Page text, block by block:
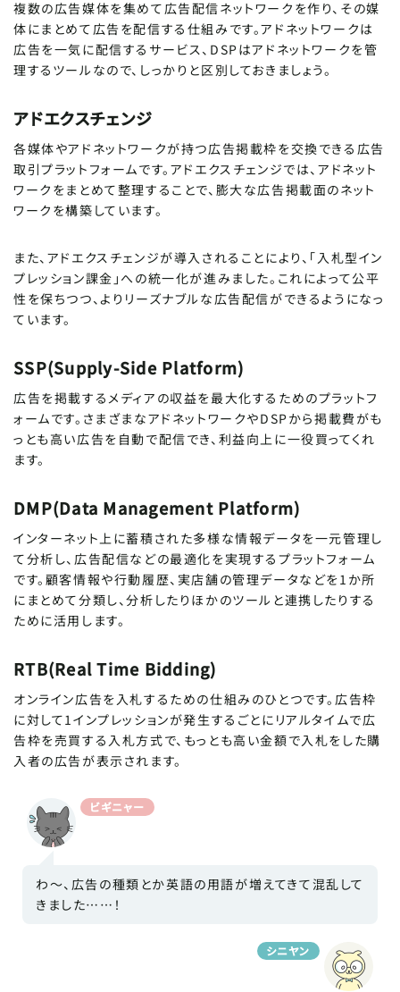
複数の広告媒体を集めて広告配信ネットワークを作り、その媒
体にまとめて広告を配信する仕組みです。アドネットワークは
広告を一気に配信するサービス、DSPはアドネットワークを管
理するツールなので、しっかりと区別しておきましょう。
アドエクスチェンジ
各媒体やアドネットワークが持つ広告掲載枠を交換できる広告
取引プラットフォームです。アドエクスチェンジでは、アドネット
ワークをまとめて整理することで、膨大な広告掲載面のネット
ワークを構築しています。
また、アドエクスチェンジが導入されることにより、「入札型イン
プレッション課金」への統一化が進みました。これによって公平
性を保ちつつ、よりリーズナブルな広告配信ができるようになっ
ています。
SSP(Supply-Side Platform)
広告を掲載するメディアの収益を最大化するためのプラットフ
ォームです。さまざまなアドネットワークやDSPから掲載費がも
っとも高い広告を自動で配信でき、利益向上に一役買ってくれ
ます。
DMP(Data Management Platform)
インターネット上に蓄積された多様な情報データを一元管理し
て分析し、広告配信などの最適化を実現するプラットフォーム
です。顧客情報や行動履歴、実店舗の管理データなどを1か所
にまとめて分類し、分析したりほかのツールと連携したりする
ために活用します。
RTB(Real Time Bidding)
オンライン広告を入札するための仕組みのひとつです。広告枠
に対して1インプレッションが発生するごとにリアルタイムで広
告枠を売買する入札方式で、もっとも高い金額で入札をした購
入者の広告が表示されます。
ビギニャー
わ～、広告の種類とか英語の用語が増えてきて混乱して
きました……！
シニヤン